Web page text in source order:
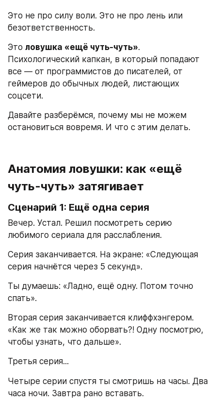
Это не про силу воли. Это не про лень или
безответственность.
Это ловушка «ещё чуть-чуть».
Психологический капкан, в который попадают
все — от программистов до писателей, от
геймеров до обычных людей, листающих
соцсети.
Давайте разберёмся, почему мы не можем
остановиться вовремя. И что с этим делать.
Анатомия ловушки: как «ещё
чуть-чуть» затягивает
Сценарий 1: Ещё одна серия
Вечер. Устал. Решил посмотреть серию
любимого сериала для расслабления.
Серия заканчивается. На экране: «Следующая
серия начнётся через 5 секунд».
Ты думаешь: «Ладно, ещё одну. Потом точно
спать».
Вторая серия заканчивается клиффхэнгером.
«Как же так можно оборвать?! Одну посмотрю,
чтобы узнать, что дальше».
Третья серия...
Четыре серии спустя ты смотришь на часы. Два
часа ночи. Завтра рано вставать.